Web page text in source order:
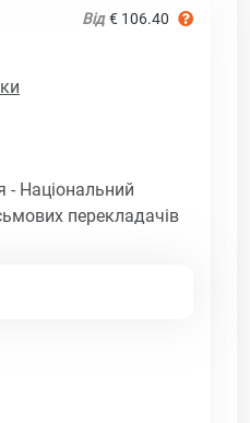
Від € 106.40
- Національний
перекладачів